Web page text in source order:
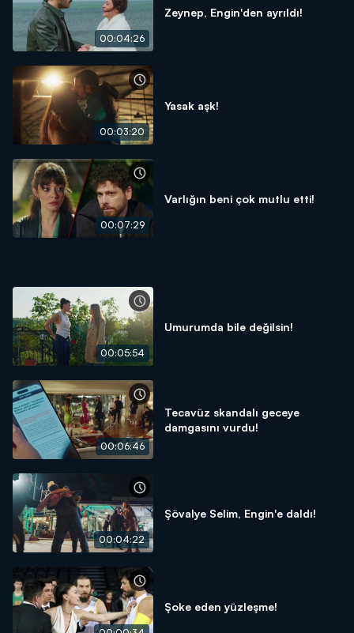
00:04:26
Zeynep, Engin'den ayrıldı!
00:03:20
Yasak aşk!
00:07:29
Varlığın beni çok mutlu etti!
00:05:54
Umurumda bile değilsin!
00:06:46
Tecavüz skandalı geceye
damgasını vurdu!
00:04:22
Şövalye Selim, Engin'e daldı!
Şoke eden yüzleşme!